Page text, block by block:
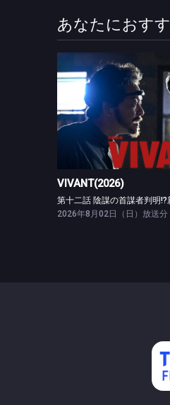
あなたにおす
第十二話 陰謀の首謀者判
VIVANT(2026)
第十二話 陰謀の首謀者判明
2026年8月02日（日）放送分